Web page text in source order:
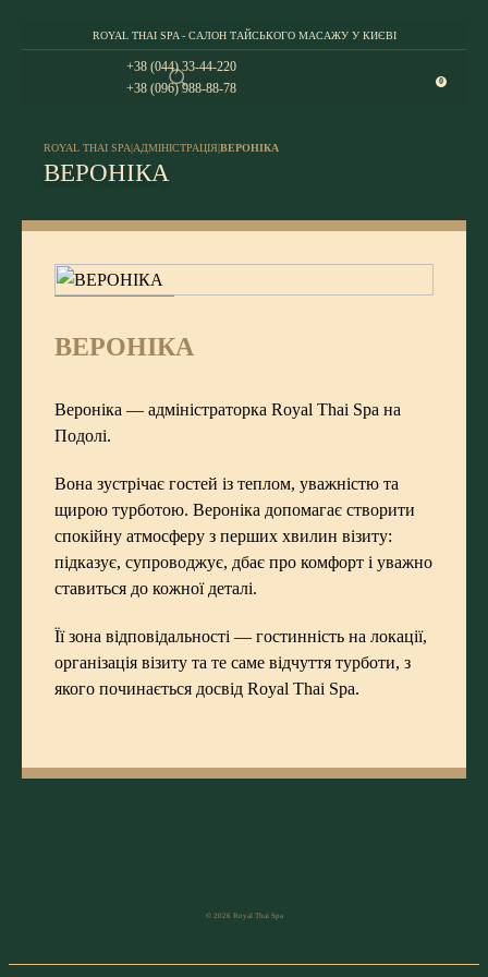
ROYAL THAI SPA - САЛОН ТАЙСЬКОГО МАСАЖУ У КИЄВІ
+38 (044) 33-44-220
+38 (096) 988-88-78
0
ROYAL THAI SPA|АДМІНІСТРАЦІЯ|ВЕРОНІКА
ВЕРОНІКА
ВЕРОНІКА
Вероніка — адміністраторка Royal Thai Spa на
Подолі.
Вона зустрічає гостей із теплом, уважністю та
щирою турботою. Вероніка допомагає створити
спокійну атмосферу з перших хвилин візиту:
підказує, супроводжує, дбає про комфорт і уважно
ставиться до кожної деталі.
Її зона відповідальності — гостинність на локації,
організація візиту та те саме відчуття турботи, з
якого починається досвід Royal Thai Spa.
© 2026 Royal Thai Spa